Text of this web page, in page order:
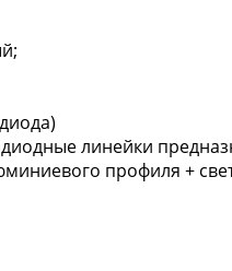
линейки
профиля +